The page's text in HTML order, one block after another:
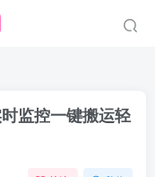
监控一键搬运轻